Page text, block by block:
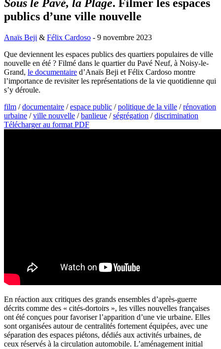
Sous le Pavé, la Plage. Filmer les espaces
publics d’une ville nouvelle
Anaïs Beji & Félix Cardoso - 9 novembre 2023
Que deviennent les espaces publics des quartiers populaires de ville
nouvelle en été ? Filmé dans le quartier du Pavé Neuf, à Noisy-le-
Grand, le documentaire d’Anaïs Beji et Félix Cardoso montre
l’importance de revisiter les représentations de la vie quotidienne qui
s’y déroule.
film /documentaire /espace public /politique de la ville /rénovation
urbaine /ville nouvelle /banlieue /ségrégation /discrimination
Télécharger au format PDF
En réaction aux critiques des grands ensembles d’après-guerre
décrits comme des « cités-dortoirs », les villes nouvelles françaises
ont été conçues pour favoriser l’apparition d’une vie urbaine. Elles
sont organisées autour de centralités fortement équipées, avec une
séparation des espaces piétons, dédiés aux activités urbaines, de
ceux réservés à la circulation automobile. L’aménagement initial